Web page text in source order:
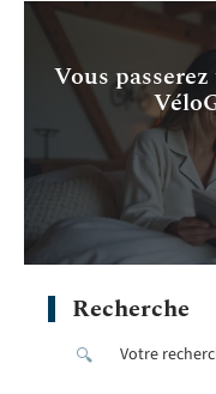
Vous
Recherche